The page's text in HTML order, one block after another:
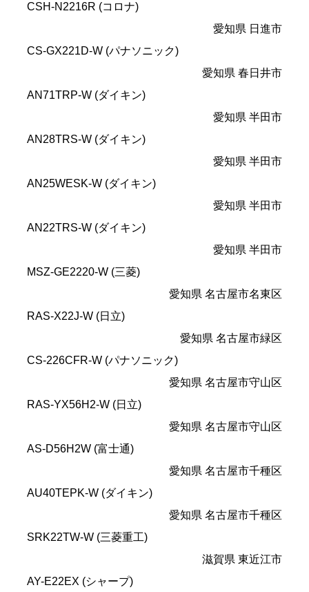
CSH-N2216R (コロナ)
愛知県 日進市
CS-GX221D-W (パナソニック)
愛知県 春日井市
AN71TRP-W (ダイキン)
愛知県 半田市
AN28TRS-W (ダイキン)
愛知県 半田市
AN25WESK-W (ダイキン)
愛知県 半田市
AN22TRS-W (ダイキン)
愛知県 半田市
MSZ-GE2220-W (三菱)
愛知県 名古屋市名東区
RAS-X22J-W (日立)
愛知県 名古屋市緑区
CS-226CFR-W (パナソニック)
愛知県 名古屋市守山区
RAS-YX56H2-W (日立)
愛知県 名古屋市守山区
AS-D56H2W (富士通)
愛知県 名古屋市千種区
AU40TEPK-W (ダイキン)
愛知県 名古屋市千種区
SRK22TW-W (三菱重工)
滋賀県 東近江市
AY-E22EX (シャープ)